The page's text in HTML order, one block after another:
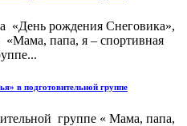
«День рождения Снеговика»,
«Мама, папа, я – спортивная
в подготовительной группе
группе « Мама, папа,